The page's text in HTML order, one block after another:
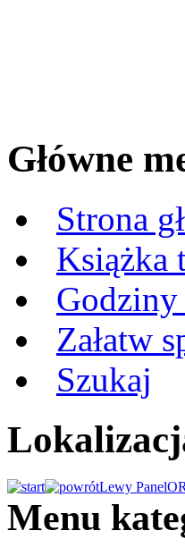
Główne
Strona
Książka
Godziny
Załatw
Szukaj
Lewy Panel
Menu